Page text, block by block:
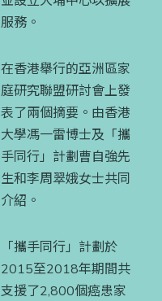
服務。
在香港舉行的亞洲區家
庭研究聯盟研討會上發
表了兩個摘要。由香港
大學馮一雷博士及「攜
手同行」計劃曹自強先
生和李周翠娥女士共同
介紹。
「攜手同行」計劃於
2015至2018年期間共
支援了2,800個癌患家